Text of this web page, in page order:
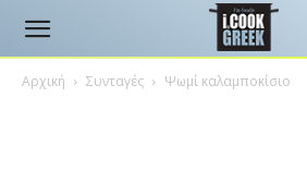
Αρχική Συνταγές Ψωμί καλαμποκίσιο